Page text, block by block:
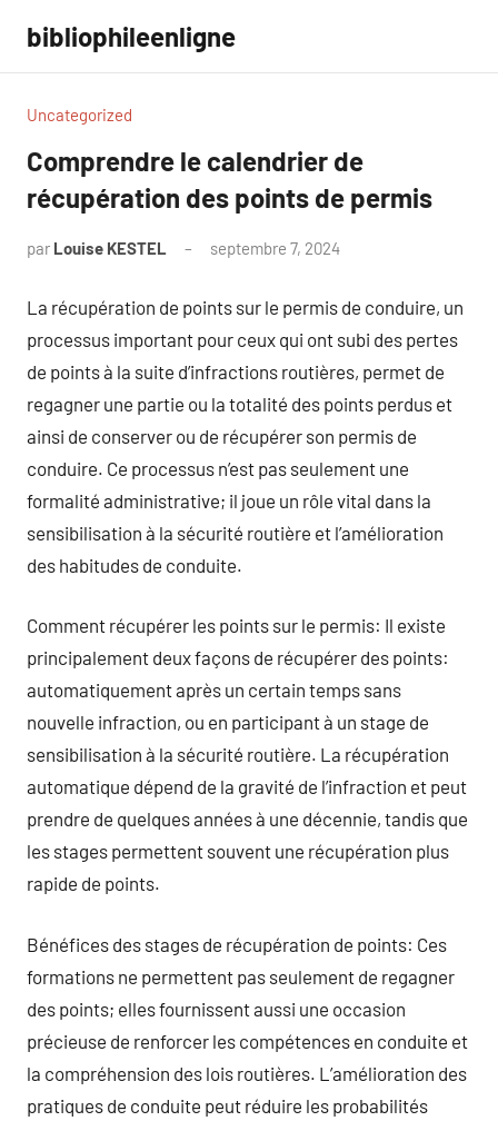
contenu
bibliophileenligne
Uncategorized
Comprendre le calendrier de
récupération des points de permis
par Louise KESTEL septembre 7, 2024
La récupération de points sur le permis de conduire, un
processus important pour ceux qui ont subi des pertes
de points à la suite d’infractions routières, permet de
regagner une partie ou la totalité des points perdus et
ainsi de conserver ou de récupérer son permis de
conduire. Ce processus n’est pas seulement une
formalité administrative; il joue un rôle vital dans la
sensibilisation à la sécurité routière et l’amélioration
des habitudes de conduite.
Comment récupérer les points sur le permis: Il existe
principalement deux façons de récupérer des points:
automatiquement après un certain temps sans
nouvelle infraction, ou en participant à un stage de
sensibilisation à la sécurité routière. La récupération
automatique dépend de la gravité de l’infraction et peut
prendre de quelques années à une décennie, tandis que
les stages permettent souvent une récupération plus
rapide de points.
Bénéfices des stages de récupération de points: Ces
formations ne permettent pas seulement de regagner
des points; elles fournissent aussi une occasion
précieuse de renforcer les compétences en conduite et
la compréhension des lois routières. L’amélioration des
pratiques de conduite peut réduire les probabilités